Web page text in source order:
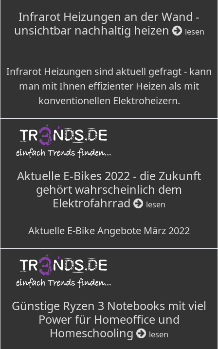
Infrarot Heizungen an der Wand -
unsichtbar nachhaltig heizen
lesen
Infrarot Heizungen sind aktuell gefragt - kann
man mit Ihnen effizienter Heizen als mit
konventionellen Elektroheizern.
Aktuelle E-Bikes 2022 - die Zukunft
gehört wahrscheinlich dem
Elektrofahrrad
lesen
Aktuelle E-Bike Angebote März 2022
Günstige Ryzen 3 Notebooks mit viel
Power für Homeoffice und
Homeschooling
lesen